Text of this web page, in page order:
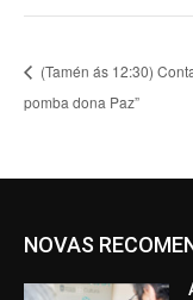
(Tamén ás 12:30)
pomba dona Paz”
NOVAS